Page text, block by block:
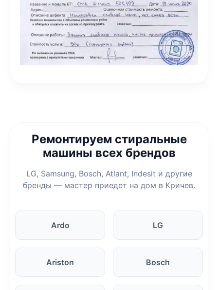
Ремонтируем стиральные
машины всех брендов
LG, Samsung, Bosch, Atlant, Indesit и другие
бренды — мастер приедет на дом в Кричев.
Ardo LG
Ariston Bosch